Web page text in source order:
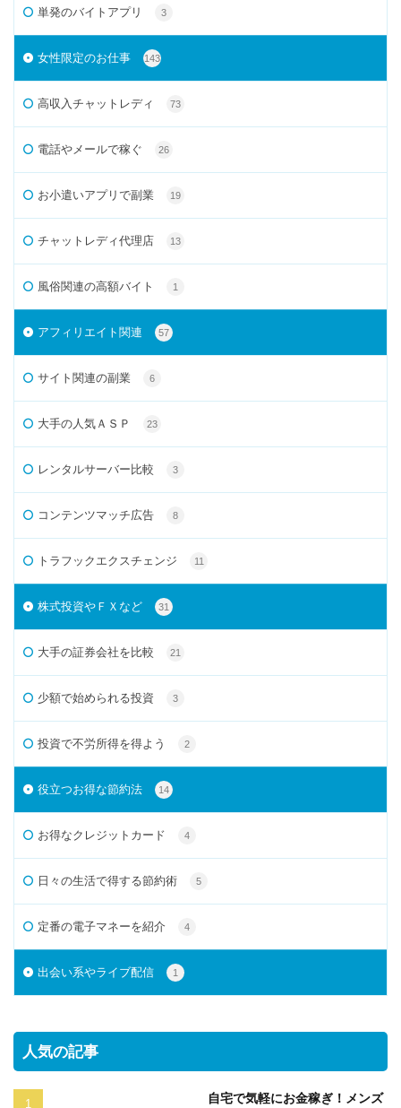
単発のバイトアプリ 3
女性限定のお仕事 143
高収入チャットレディ 73
電話やメールで稼ぐ 26
お小遣いアプリで副業 19
チャットレディ代理店 13
風俗関連の高額バイト 1
アフィリエイト関連 57
サイト関連の副業 6
大手の人気ＡＳＰ 23
レンタルサーバー比較 3
コンテンツマッチ広告 8
トラフックエクスチェンジ 11
株式投資やＦＸなど 31
大手の証券会社を比較 21
少額で始められる投資 3
投資で不労所得を得よう 2
役立つお得な節約法 14
お得なクレジットカード 4
日々の生活で得する節約術 5
定番の電子マネーを紹介 4
出会い系やライブ配信 1
人気の記事
自宅で気軽にお金稼ぎ！メンズ